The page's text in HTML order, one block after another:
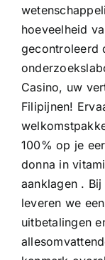
hoeveelheid
gecontroleerd
Casino, uw
Filipijnen!
100% op je
donna in
aanklagen .
leveren we
uitbetalingen